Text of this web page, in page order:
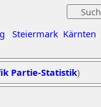
Steiermark Kärnten
Partie-Statistik)